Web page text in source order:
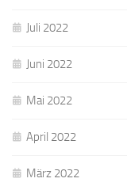
Juli 2022
Juni 2022
Mai 2022
April 2022
März 2022